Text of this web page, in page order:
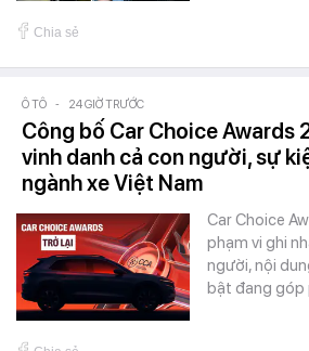
Chia sẻ
Ô TÔ - 24 GIỜ TRƯỚC
Công bố Car Choice Awards
vinh danh cả con người, sự
ngành xe Việt Nam
Car Choice
phạm vi ghi
người, nội
bật đang góp